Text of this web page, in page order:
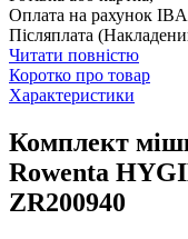
Оплата на рахунок
Післяплата
Читати повністю
Коротко про товар
Характеристики
Комплект
Rowenta
ZR200940